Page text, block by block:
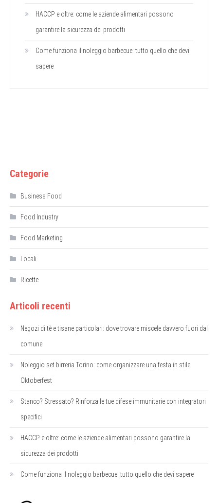
HACCP e oltre: come le aziende alimentari possono
garantire la sicurezza dei prodotti
Come funziona il noleggio barbecue: tutto quello che devi
sapere
Categorie
Business Food
Food Industry
Food Marketing
Locali
Ricette
Articoli recenti
Negozi di tè e tisane particolari: dove trovare miscele davvero fuori dal
comune
Noleggio set birreria Torino: come organizzare una festa in stile
Oktoberfest
Stanco? Stressato? Rinforza le tue difese immunitarie con integratori
specifici
HACCP e oltre: come le aziende alimentari possono garantire la
sicurezza dei prodotti
Come funziona il noleggio barbecue: tutto quello che devi sapere